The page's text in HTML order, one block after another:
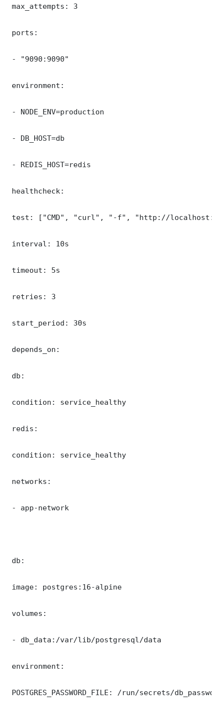
max_attempts: 3
ports:
- "9090:9090"
environment:
- NODE_ENV=production
- DB_HOST=db
- REDIS_HOST=redis
healthcheck:
test: ["CMD", "curl", "-f", "http://
interval: 10s
timeout: 5s
retries: 3
start_period: 30s
depends_on:
db:
condition: service_healthy
redis:
condition: service_healthy
networks:
- app-network
db:
image: postgres:16-alpine
volumes:
- db_data:/var/lib/postgresql/data
environment:
POSTGRES_PASSWORD_FILE: /run/secrets/